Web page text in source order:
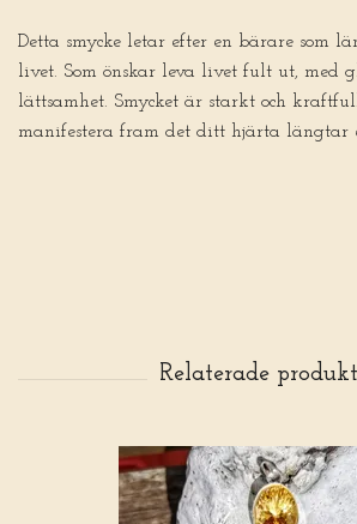
Detta smycke letar efter en bärare som
livet. Som önskar leva livet fult ut, med
lättsamhet. Smycket är starkt och
manifestera fram det ditt hjärta längtar